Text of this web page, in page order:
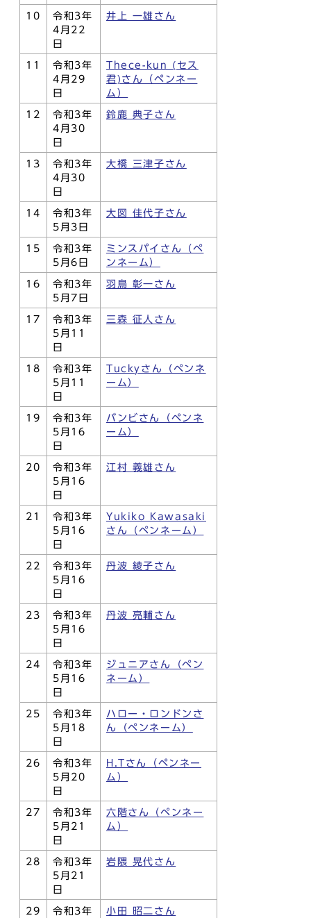
10
令和3年
4月22
日
井上 一雄さん
11
令和3年
4月29
日
Thece-kun (セス
君)さん（ペンネー
ム）
12
令和3年
4月30
日
鈴鹿 典子さん
13
令和3年
4月30
日
大橋 三津子さん
14
令和3年
5月3日
大図 佳代子さん
15
令和3年
5月6日
ミンスパイさん（ペ
ンネーム）
16
令和3年
5月7日
羽鳥 彰一さん
17
令和3年
5月11
日
三森 征人さん
18
令和3年
5月11
日
Tuckyさん（ペンネ
ーム）
19
令和3年
5月16
日
バンビさん（ペンネ
ーム）
20
令和3年
5月16
日
江村 義雄さん
21
令和3年
5月16
日
Yukiko Kawasaki
さん（ペンネーム）
22
令和3年
5月16
日
丹波 綾子さん
23
令和3年
5月16
日
丹波 亮輔さん
24
令和3年
5月16
日
ジュニアさん（ペン
ネーム）
25
令和3年
5月18
日
ハロー・ロンドンさ
ん（ペンネーム）
26
令和3年
5月20
日
H.Tさん（ペンネー
ム）
27
令和3年
5月21
日
六階さん（ペンネー
ム）
28
令和3年
5月21
日
岩隈 晃代さん
29
令和3年
小田 昭二さん